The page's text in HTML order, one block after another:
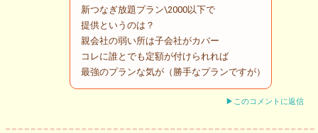
新つなぎ放題プラン\2000以下で
提供というのは？
親会社の弱い所は子会社がカバー
コレに誰とでも定額が付けられれば
最強のプランな気が（勝手なプランですが）
▶このコメントに返信